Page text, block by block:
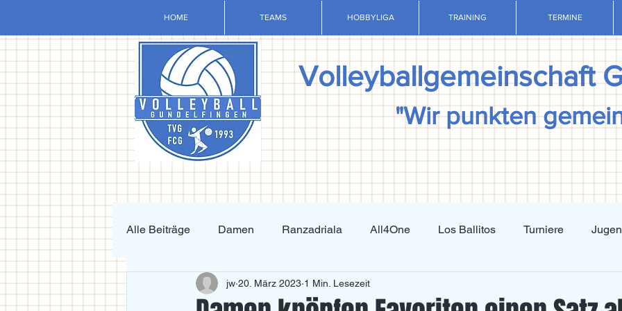
HOME TEAMS HOBBYLIGA TRAINING TERMINE
Volleyballgemeinschaft
"Wir punkten
Alle Beiträge Damen Ranzadriala All4One Los Ballitos Turniere
Krafttraining und Vorbereitung Techniktraining
jw 20. März 2023 1 Min. Lesezeit